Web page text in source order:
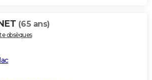
(65 ans)
obsèques